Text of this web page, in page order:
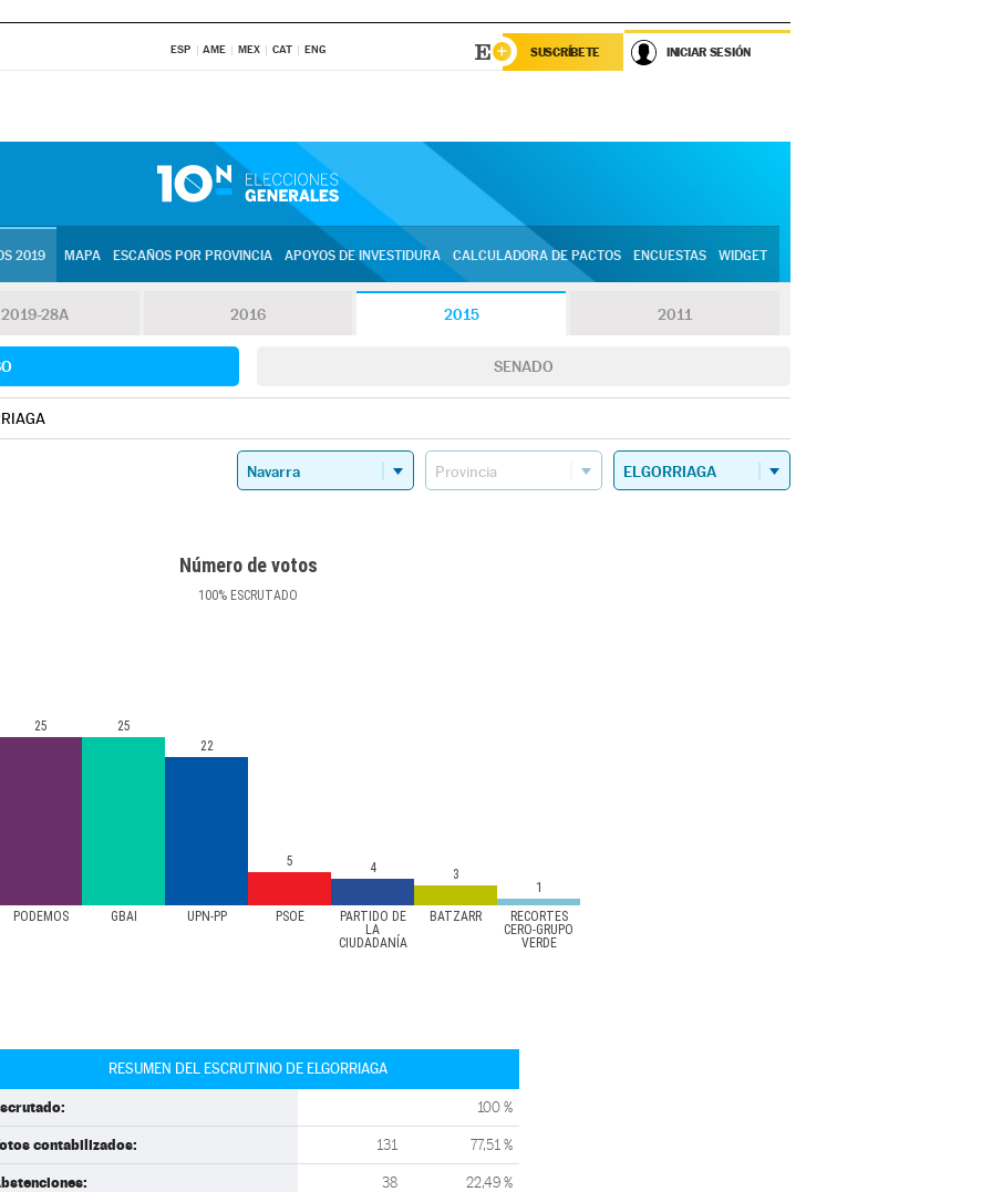
ESP AME MEX CAT ENG SUSCRÍBETE INICIAR SESIÓN
2019 MAPA ESCAÑOS POR PROVINCIA APOYOS DE INVESTIDURA CALCULADORA DE PACTOS ENCUESTAS WIDGET
2019-28A 2016 2015 2011
SENADO
Número de votos
100% ESCRUTADO
PODEMOS GBAI UPN-PP PSOE
PARTIDO DE
LA
CIUDADANÍA
BATZARR
RECORTES
CERO-GRUPO
VERDE
25
25
22
5 4
3
1
RESUMEN DEL ESCRUTINIO DE ELGORRIAGA
100 %
contabilizados: 131 77,51 %
38 22,49 %